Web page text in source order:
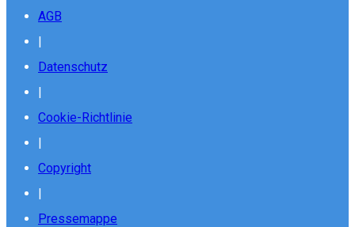
AGB
|
Datenschutz
|
Cookie-Richtlinie
|
Copyright
|
Pressemappe